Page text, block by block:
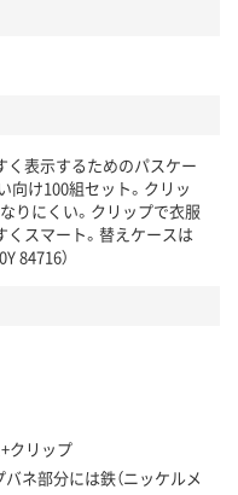
く表示するためのパスケー
向け100組セット。クリッ
りにくい。クリップで衣服
くスマート。替えケースは
84716）
クリップ
バネ部分には鉄（ニッケルメ